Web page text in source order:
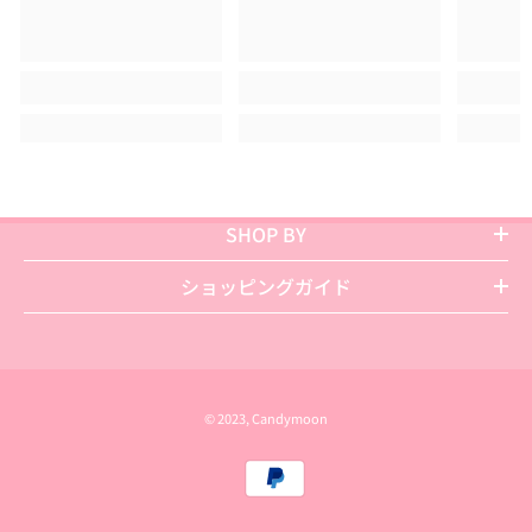
SHOP BY
ショッピングガイド
© 2023, Candymoon
お
支